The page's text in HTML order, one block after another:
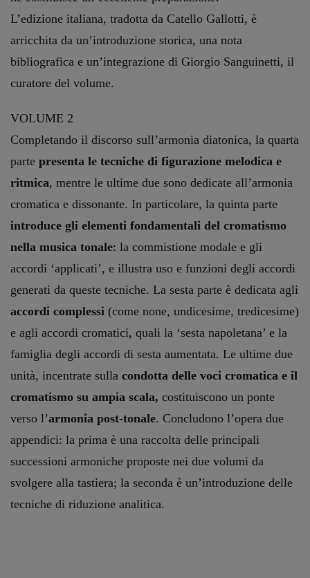
L’edizione italiana, tradotta da Catello Gallotti, è
arricchita da un’introduzione storica, una nota
bibliografica e un’integrazione di Giorgio Sanguinetti, il
curatore del volume.
VOLUME 2
Completando il discorso sull’armonia diatonica, la quarta
parte presenta le tecniche di figurazione melodica e
ritmica, mentre le ultime due sono dedicate all’armonia
cromatica e dissonante. In particolare, la quinta parte
introduce gli elementi fondamentali del cromatismo
nella musica tonale: la commistione modale e gli
accordi ‘applicati’, e illustra uso e funzioni degli accordi
generati da queste tecniche. La sesta parte è dedicata agli
accordi complessi (come none, undicesime, tredicesime)
e agli accordi cromatici, quali la ‘sesta napoletana’ e la
famiglia degli accordi di sesta aumentata. Le ultime due
unità, incentrate sulla condotta delle voci cromatica e il
cromatismo su ampia scala, costituiscono un ponte
verso l’armonia post-tonale. Concludono l’opera due
appendici: la prima è una raccolta delle principali
successioni armoniche proposte nei due volumi da
svolgere alla tastiera; la seconda è un’introduzione delle
tecniche di riduzione analitica.